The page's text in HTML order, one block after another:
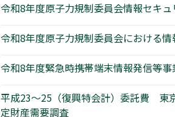
令和8年度原子力規制委員会情報セキ
令和8年度原子力規制委員会における
令和8年度緊急時携帯端末情報発信等
平成23～25（復興特会計）委託費 東
定財産需要調査